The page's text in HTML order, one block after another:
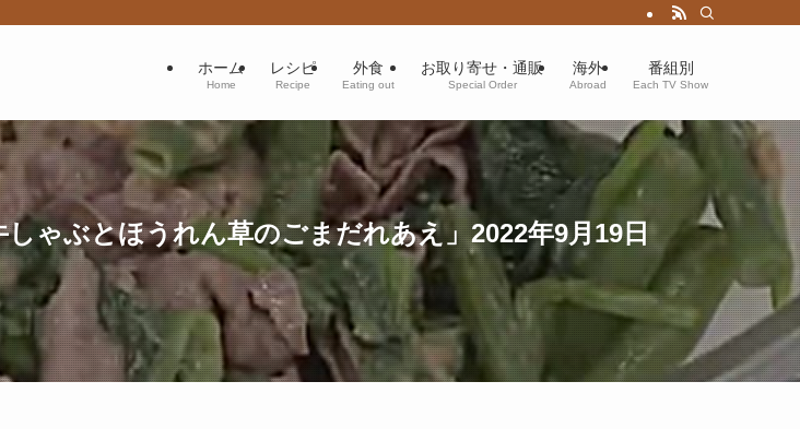
ホーム
Home
レシピ
Recipe
外食
Eating out
お取り寄せ・通販
Special Order
海外
Abroad
番組別
Each TV Show
ゃぶとほうれん草のごまだれあえ」2022年9月19日